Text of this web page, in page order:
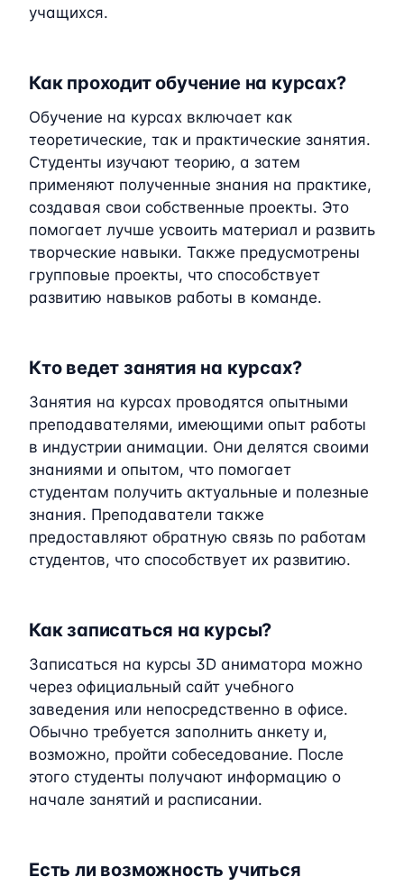
учащихся.
Как проходит обучение на курсах?
Обучение на курсах включает как
теоретические, так и практические занятия.
Студенты изучают теорию, а затем
применяют полученные знания на практике,
создавая свои собственные проекты. Это
помогает лучше усвоить материал и развить
творческие навыки. Также предусмотрены
групповые проекты, что способствует
развитию навыков работы в команде.
Кто ведет занятия на курсах?
Занятия на курсах проводятся опытными
преподавателями, имеющими опыт работы
в индустрии анимации. Они делятся своими
знаниями и опытом, что помогает
студентам получить актуальные и полезные
знания. Преподаватели также
предоставляют обратную связь по работам
студентов, что способствует их развитию.
Как записаться на курсы?
Записаться на курсы 3D аниматора можно
через официальный сайт учебного
заведения или непосредственно в офисе.
Обычно требуется заполнить анкету и,
возможно, пройти собеседование. После
этого студенты получают информацию о
начале занятий и расписании.
Есть ли возможность учиться